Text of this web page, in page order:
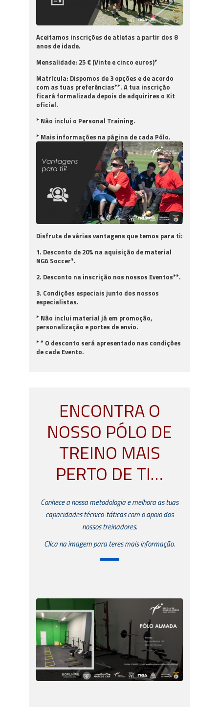
Aceitamos inscrições de atletas a partir dos 8
anos de idade.
Mensalidade: 25 € (Vinte e cinco euros)*
Matrícula: Dispomos de 3 opções e de acordo
com as tuas preferências**. A tua inscrição
ficará formalizada depois de adquirires o Kit
oficial.
* Não inclui o Personal Training.
* Mais informações na página de cada Pólo.
Disfruta de várias vantagens que temos para ti:
1. Desconto de 20% na aquisição de material
NGA Soccer*.
2. Desconto na inscrição nos nossos Eventos**.
3. Condições especiais junto dos nossos
especialistas.
* Não inclui material já em promoção,
personalização e portes de envio.
* * O desconto será apresentado nas condições
de cada Evento.
ENCONTRA O
NOSSO PÓLO DE
TREINO MAIS
PERTO DE TI…
Conhece a nossa metodologia e melhora as tuas
capacidades técnico-táticas com o apoio dos
nossos treinadores.
Clica na imagem para teres mais informação.